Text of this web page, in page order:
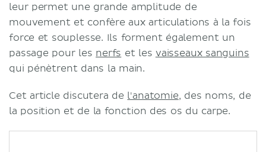
leur permet une grande amplitude de
mouvement et confère aux articulations à la fois
force et souplesse. Ils forment également un
passage pour les nerfs et les vaisseaux sanguins
qui pénètrent dans la main.
Cet article discutera de l'anatomie, des noms, de
la position et de la fonction des os du carpe.